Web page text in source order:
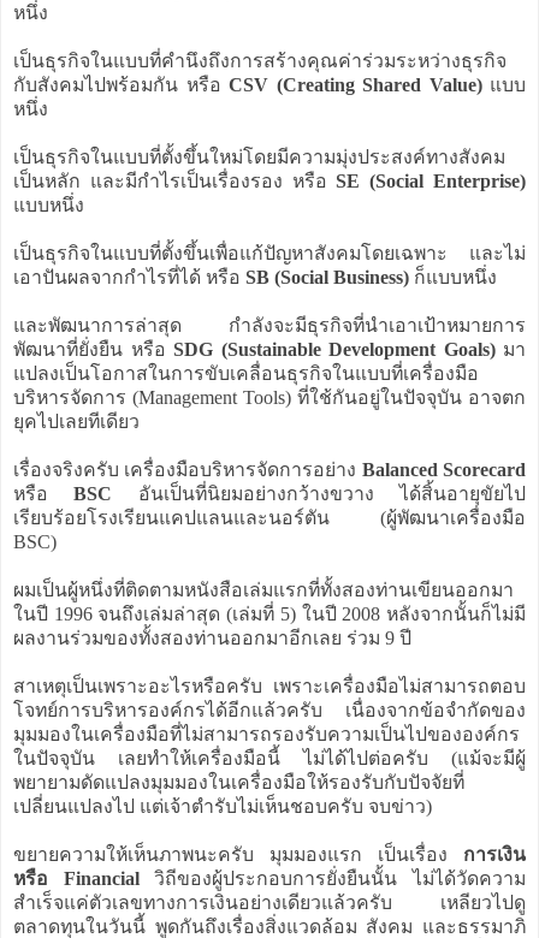
หนึ่ง
เป็นธุรกิจในแบบที่คำนึงถึงการสร้างคุณค่าร่วมระหว่างธุรกิจ
กับสังคมไปพร้อมกัน หรือ CSV (Creating Shared Value)แบบ
หนึ่ง
เป็นธุรกิจในแบบที่ตั้งขึ้นใหม่โดยมีความมุ่งประสงค์ทางสังคม
เป็นหลัก และมีกำไรเป็นเรื่องรอง หรือSE (Social Enterprise)
แบบหนึ่ง
เป็นธุรกิจในแบบที่ตั้งขึ้นเพื่อแก้ปัญหาสังคมโดยเฉพาะ และไม่
เอาปันผลจากกำไรที่ได้ หรือ SB (Social Business) ก็แบบหนึ่ง
และพัฒนาการล่าสุด กำลังจะมีธุรกิจที่นำเอาเป้าหมายการ
พัฒนาที่ยั่งยืน หรือ SDG (Sustainable Development Goals)มา
แปลงเป็นโอกาสในการขับเคลื่อนธุรกิจในแบบที่เครื่องมือ
บริหารจัดการ (Management Tools) ที่ใช้กันอยู่ในปัจจุบัน อาจตก
ยุคไปเลยทีเดียว
เรื่องจริงครับ เครื่องมือบริหารจัดการอย่าง Balanced Scorecard
หรือBSC อันเป็นที่นิยมอย่างกว้างขวาง ได้สิ้นอายุขัยไป
เรียบร้อยโรงเรียนแคปแลนและนอร์ตัน (ผู้พัฒนาเครื่องมือ
BSC)
ผมเป็นผู้หนึ่งที่ติดตามหนังสือเล่มแรกที่ทั้งสองท่านเขียนออกมา
ในปี 1996 จนถึงเล่มล่าสุด (เล่มที่ 5) ในปี 2008 หลังจากนั้นก็ไม่มี
ผลงานร่วมของทั้งสองท่านออกมาอีกเลย ร่วม 9 ปี
สาเหตุเป็นเพราะอะไรหรือครับ เพราะเครื่องมือไม่สามารถตอบ
โจทย์การบริหารองค์กรได้อีกแล้วครับ เนื่องจากข้อจำกัดของ
มุมมองในเครื่องมือที่ไม่สามารถรองรับความเป็นไปขององค์กร
ในปัจจุบัน เลยทำให้เครื่องมือนี้ ไม่ได้ไปต่อครับ (แม้จะมีผู้
พยายามดัดแปลงมุมมองในเครื่องมือให้รองรับกับปัจจัยที่
เปลี่ยนแปลงไป แต่เจ้าตำรับไม่เห็นชอบครับ จบข่าว)
ขยายความให้เห็นภาพนะครับ มุมมองแรก เป็นเรื่อง การเงิน
หรือ Financialวิถีของผู้ประกอบการยั่งยืนนั้น ไม่ได้วัดความ
สำเร็จแค่ตัวเลขทางการเงินอย่างเดียวแล้วครับ เหลียวไปดู
ตลาดทุนในวันนี้ พูดกันถึงเรื่องสิ่งแวดล้อม สังคม และธรรมาภิ